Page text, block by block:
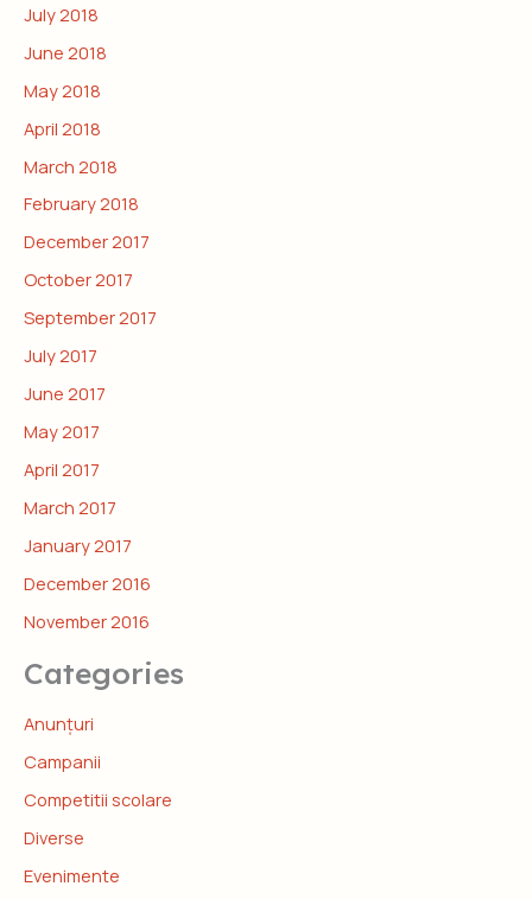
July 2018
June 2018
May 2018
April 2018
March 2018
February 2018
December 2017
October 2017
September 2017
July 2017
June 2017
May 2017
April 2017
March 2017
January 2017
December 2016
November 2016
Categories
Anunțuri
Campanii
Competitii scolare
Diverse
Evenimente